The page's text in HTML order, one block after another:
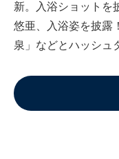
新。入浴ショットを
悠亜、入浴姿を披
泉」などとハッシュ